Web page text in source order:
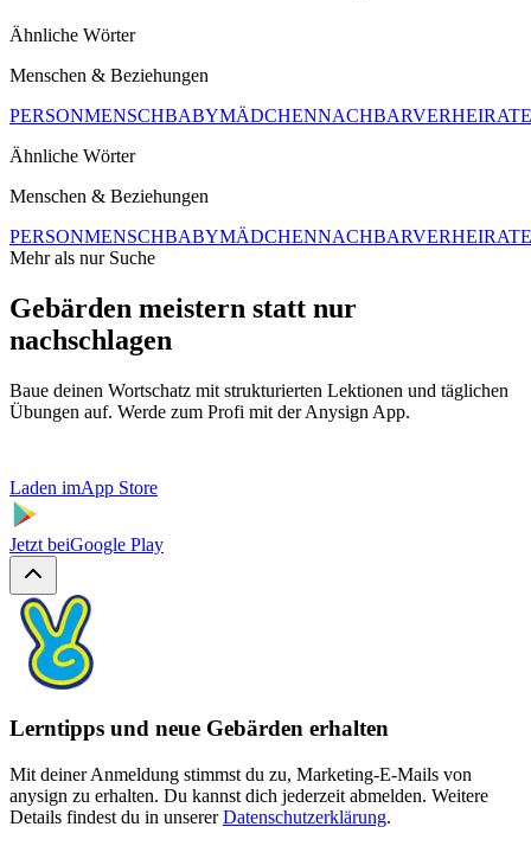
Ähnliche Wörter
Menschen & Beziehungen
PERSONMENSCHBABYMÄDCHENNACHBAR
Ähnliche Wörter
Menschen & Beziehungen
PERSONMENSCHBABYMÄDCHENNACHBAR
Mehr als nur Suche
Gebärden meistern statt nur
nachschlagen
Baue deinen Wortschatz mit strukturierten Lektionen und täglichen
Übungen auf. Werde zum Profi mit der Anysign App.
Laden imApp Store
Jetzt beiGoogle Play
Lerntipps und neue Gebärden erhalten
Mit deiner Anmeldung stimmst du zu, Marketing-E-Mails von
anysign zu erhalten. Du kannst dich jederzeit abmelden. Weitere
Details findest du in unserer Datenschutzerklärung.